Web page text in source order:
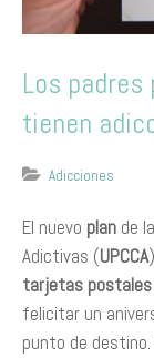
Los
tienen
Adicciones
El nuevo plan de
Adictivas (UPCCA
tarjetas postales
felicitar un
punto de